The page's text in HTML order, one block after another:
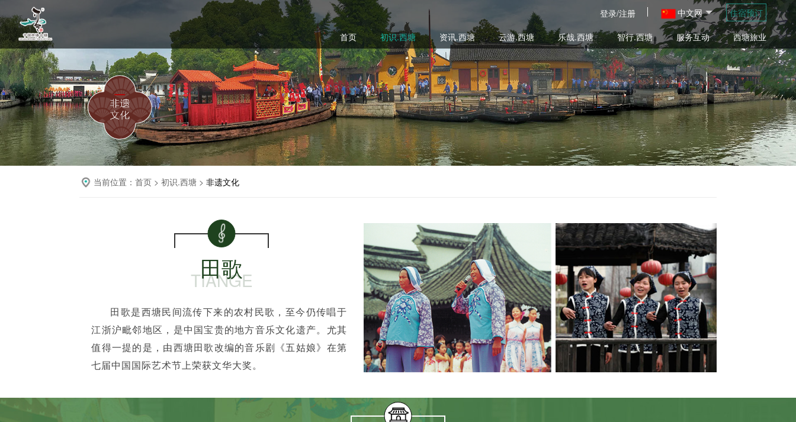
当前位置：首页 >初识.西塘 >非遗文化
田歌
TIANGE
田歌是西塘民间流传下来的农村民歌，至今仍传唱于
江浙沪毗邻地区，是中国宝贵的地方音乐文化遗产。尤其
值得一提的是，由西塘田歌改编的音乐剧《五姑娘》在第
七届中国国际艺术节上荣获文华大奖。
登录/注册 中文网 住宿预订
首页 初识.西塘 资讯.西塘 云游.西塘 乐哉.西塘 智行.西塘 服务互动 西塘旅业